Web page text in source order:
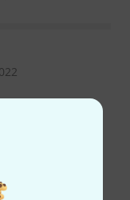
les chevilles
d’une vieille
qualité et se